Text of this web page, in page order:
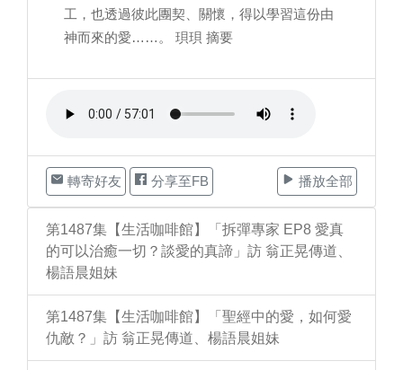
工，也透過彼此團契、關懷，得以學習這份由
神而來的愛……。 珼珼 摘要
轉寄好友 分享至FB 播放全部
第1487集【生活咖啡館】「拆彈專家 EP8 愛真
的可以治癒一切？談愛的真諦」訪 翁正晃傳道、
楊語晨姐妹
第1487集【生活咖啡館】「聖經中的愛，如何愛
仇敵？」訪 翁正晃傳道、楊語晨姐妹